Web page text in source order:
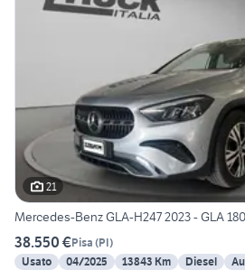
21
Mercedes-Benz GLA-H247 2023 - GLA
38.550 €Pisa (PI)
Usato
04/2025 13843 Km Diesel